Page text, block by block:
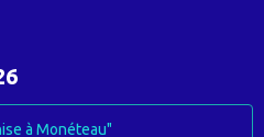
à Monéteau"